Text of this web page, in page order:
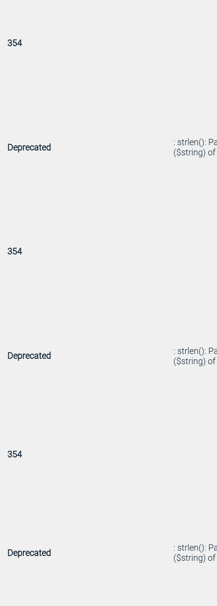
354
Deprecated
: strlen():
($string)
354
Deprecated
: strlen():
($string)
354
Deprecated
: strlen():
($string)